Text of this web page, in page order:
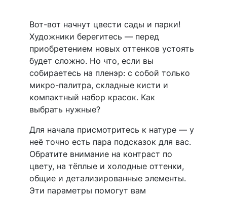
Вот-вот начнут цвести сады и парки!
Художники берегитесь — перед
приобретением новых оттенков устоять
будет сложно. Но что, если вы
собираетесь на пленэр: с собой только
микро-палитра, складные кисти и
компактный набор красок. Как
выбрать нужные?
Для начала присмотритесь к натуре — у
неё точно есть пара подсказок для вас.
Обратите внимание на контраст по
цвету, на тёплые и холодные оттенки,
общие и детализированные элементы.
Эти параметры помогут вам